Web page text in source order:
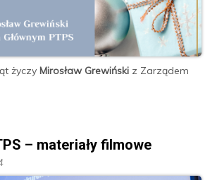
życzy Mirosław Grewiński z Zarządem
– materiały filmowe